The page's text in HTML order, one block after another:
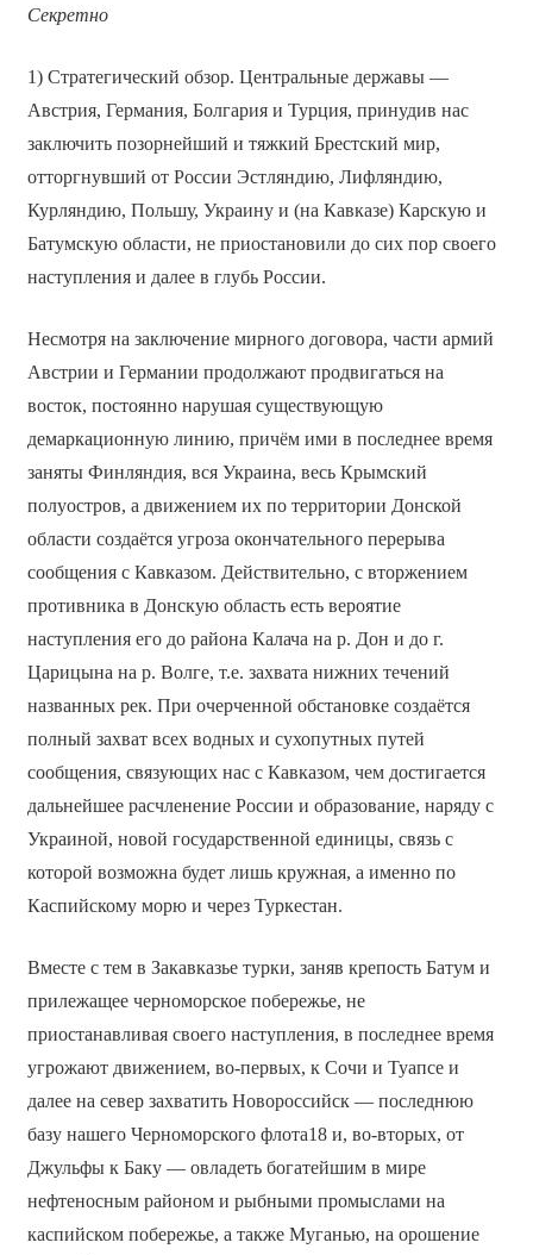
Секретно
1) Стратегический обзор. Центральные державы —
Австрия, Германия, Болгария и Турция, принудив нас
заключить позорнейший и тяжкий Брестский мир,
отторгнувший от России Эстляндию, Лифляндию,
Курляндию, Польшу, Украину и (на Кавказе) Карскую и
Батумскую области, не приостановили до сих пор своего
наступления и далее в глубь России.
Несмотря на заключение мирного договора, части армий
Австрии и Германии продолжают продвигаться на
восток, постоянно нарушая существующую
демаркационную линию, причём ими в последнее время
заняты Финляндия, вся Украина, весь Крымский
полуостров, а движением их по территории Донской
области создаётся угроза окончательного перерыва
сообщения с Кавказом. Действительно, с вторжением
противника в Донскую область есть вероятие
наступления его до района Калача на р. Дон и до г.
Царицына на р. Волге, т.е. захвата нижних течений
названных рек. При очерченной обстановке создаётся
полный захват всех водных и сухопутных путей
сообщения, связующих нас с Кавказом, чем достигается
дальнейшее расчленение России и образование, наряду с
Украиной, новой государственной единицы, связь с
которой возможна будет лишь кружная, а именно по
Каспийскому морю и через Туркестан.
Вместе с тем в Закавказье турки, заняв крепость Батум и
прилежащее черноморское побережье, не
приостанавливая своего наступления, в последнее время
угрожают движением, во-первых, к Сочи и Туапсе и
далее на север захватить Новороссийск — последнюю
базу нашего Черноморского флота18 и, во-вторых, от
Джульфы к Баку — овладеть богатейшим в мире
нефтеносным районом и рыбными промыслами на
каспийском побережье, а также Муганью, на орошение